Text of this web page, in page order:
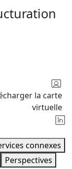
la carte
virtuelle
connexes
Perspectives